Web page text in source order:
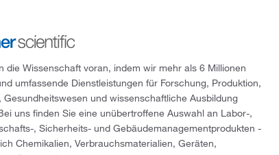
die Wissenschaft voran, indem wir mehr als 6 Millionen
umfassende Dienstleistungen für Forschung, Produktion,
Gesundheitswesen und wissenschaftliche Ausbildung
uns finden Sie eine unübertroffene Auswahl an Labor-,
, Sicherheits- und Gebäudemanagementprodukten -
Chemikalien, Verbrauchsmaterialien, Geräten,